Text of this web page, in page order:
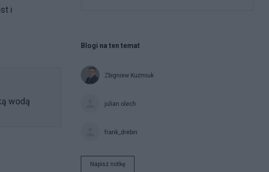
i
wodą
Blogi na ten temat
Zbigniew Kuźmiuk
julian olech
frank_drebin
Napisz notkę